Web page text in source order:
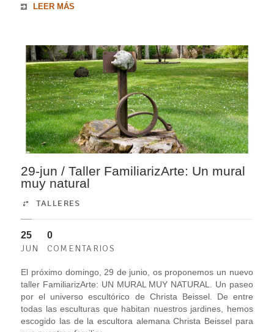
LEER MÁS
29-jun / Taller FamiliarizArte: Un mural
muy natural
TALLERES
25
JUN
0
COMENTARIOS
El próximo domingo, 29 de junio, os proponemos un nuevo
taller FamiliarizArte: UN MURAL MUY NATURAL. Un paseo
por el universo escultórico de Christa Beissel. De entre
todas las esculturas que habitan nuestros jardines, hemos
escogido las de la escultora alemana Christa Beissel para